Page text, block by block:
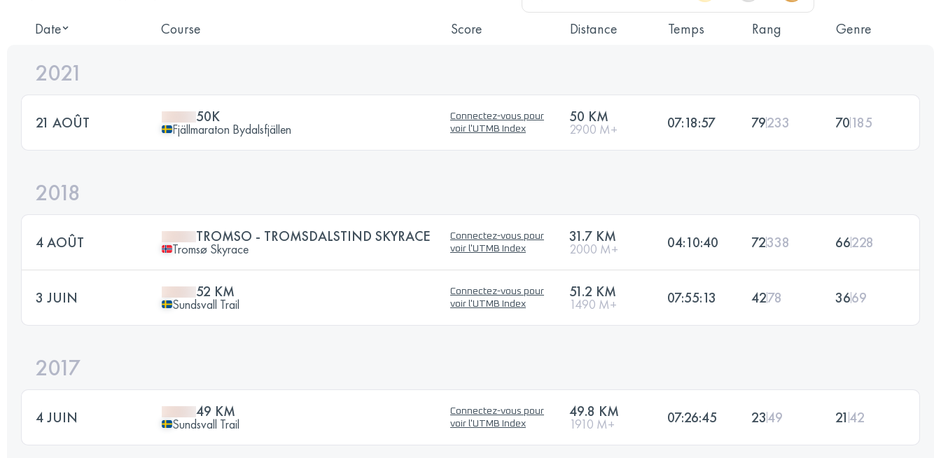
Date Course Score Distance Temps Rang Genre
2021
21 AOÛT 50K
Fjällmaraton Bydalsfjällen
Connectez-vous pour
voir l'UTMB Index
50 KM
2900 M+ 07:18:57 79233 70185
2018
4 AOÛT TROMSO - TROMSDALSTIND SKYRACE
Tromsø Skyrace
Connectez-vous pour
voir l'UTMB Index
31.7 KM
2000 M+ 04:10:40 72338 66228
3 JUIN 52 KM
Sundsvall Trail
Connectez-vous pour
voir l'UTMB Index
51.2 KM
1490 M+ 07:55:13 4278 3669
2017
4 JUIN 49 KM
Sundsvall Trail
Connectez-vous pour
voir l'UTMB Index
49.8 KM
1910 M+ 07:26:45 2349 21 42